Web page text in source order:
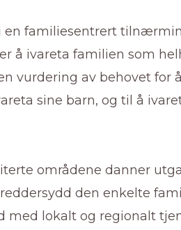
en familiesentrert
å ivareta familien som
vurdering av behovet for
sine barn, og til å
områdene danner
den enkelte
med lokalt og regionalt